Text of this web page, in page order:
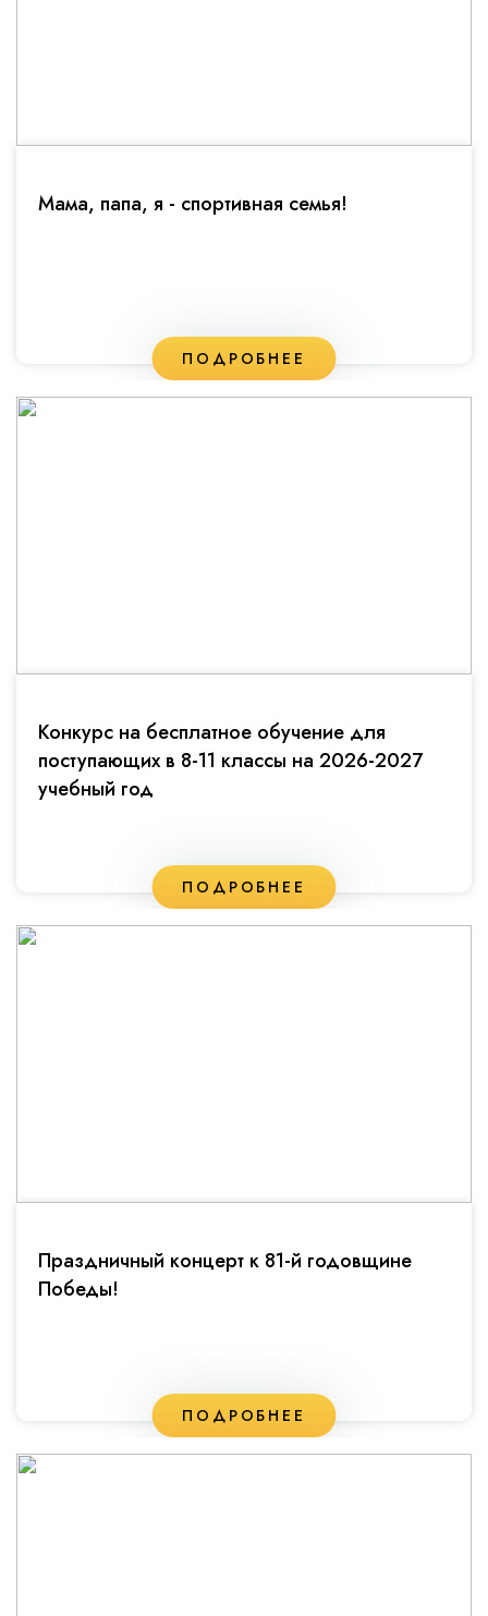
Мама, папа, я - спортивная семья!
ПОДРОБНЕЕ
Конкурс на бесплатное обучение для
поступающих в 8-11 классы на 2026-2027
учебный год
ПОДРОБНЕЕ
Праздничный концерт к 81-й годовщине
Победы!
ПОДРОБНЕЕ